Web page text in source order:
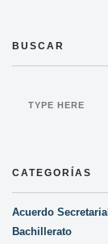
BUSCAR
CATEGORÍAS
Acuerdo
Bachillerato